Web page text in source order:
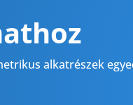
alkatrészek